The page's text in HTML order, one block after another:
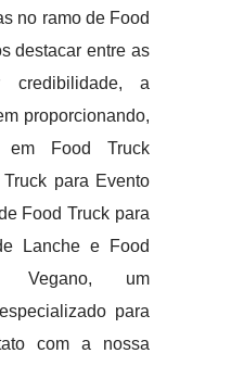
no ramo de Food
destacar entre as
credibilidade, a
proporcionando,
em Food Truck
para Evento
Food Truck para
Lanche e Food
Vegano, um
para
com a nossa